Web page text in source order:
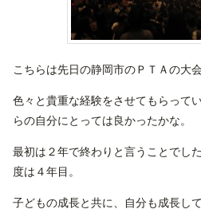
こちらは先日の静岡市のＰＴＡの大会
色々と貴重な経験をさせてもらって
らの自分にとっては良かったかな。
最初は２年で終わりと言うことでし
度は４年目。
子どもの成長と共に、自分も成長し